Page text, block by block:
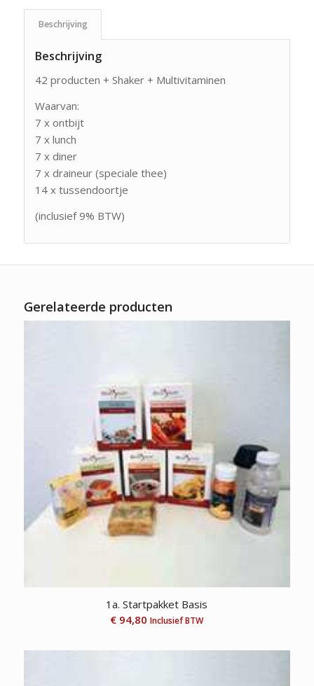
Beschrijving
Beschrijving
42 producten + Shaker + Multivitaminen
Waarvan:
7 x ontbijt
7 x lunch
7 x diner
7 x draineur (speciale thee)
14 x tussendoortje
(inclusief 9% BTW)
Gerelateerde producten
1a. Startpakket Basis
€ 94,80 Inclusief BTW